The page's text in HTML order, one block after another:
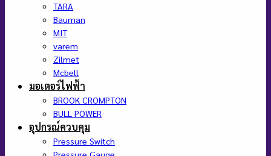
TARA
Bauman
MIT
varem
Zilmet
Mcbell
มอเตอร์ไฟฟ้า
BROOK CROMPTON
BULL POWER
อุปกรณ์ควบคุม
Pressure Switch